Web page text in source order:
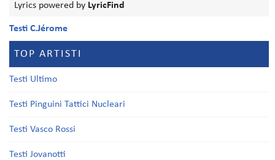
Lyrics powered by LyricFind
Testi C.Jérome
TOP ARTISTI
Testi Ultimo
Testi Pinguini Tattici Nucleari
Testi Vasco Rossi
Testi Jovanotti